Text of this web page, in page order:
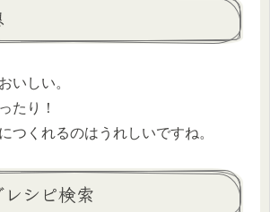
いしい。
たり！
つくれるのはうれしいですね。
シピ検索